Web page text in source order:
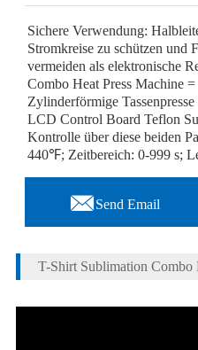
Sichere Verwendung:
Stromkreise zu schützen und
vermeiden als elektronische
Combo Heat Press Machine
Zylinderförmige
LCD Control Board Teflon
Kontrolle über diese beiden
440℉; Zeitbereich: 0-999 s;
Send Email
T-Shirt Sublimation Combo